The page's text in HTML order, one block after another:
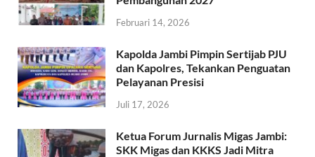
Februari 14, 2026
Kapolda Jambi Pimpin Sertijab PJU
dan Kapolres, Tekankan Penguatan
Pelayanan Presisi
Juli 17, 2026
Ketua Forum Jurnalis Migas Jambi:
SKK Migas dan KKKS Jadi Mitra